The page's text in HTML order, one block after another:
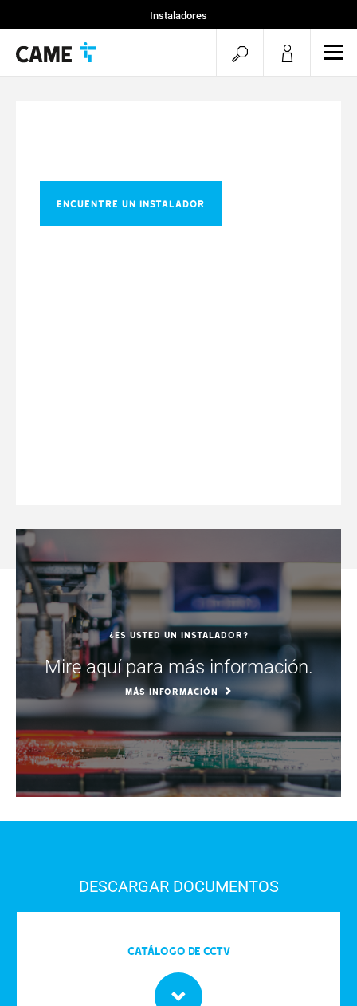
Instaladores
ENCUENTRE UN INSTALADOR
¿Es usted un instalador?
Mire aquí para más información.
MÁS INFORMACIÓN
DESCARGAR DOCUMENTOS
Catálogo de CCTV